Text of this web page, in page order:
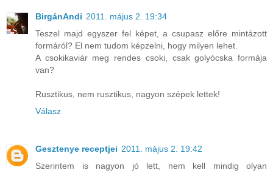
BirgánAndi 2011. május 2. 19:34
Teszel majd egyszer fel képet, a csupasz előre mintázott
formáról? El nem tudom képzelni, hogy milyen lehet.
A csokikaviár meg rendes csoki, csak golyócska formája
van?
Rusztikus, nem rusztikus, nagyon szépek lettek!
Válasz
Gesztenye receptjei 2011. május 2. 19:42
Szerintem is nagyon jó lett, nem kell mindig olyan